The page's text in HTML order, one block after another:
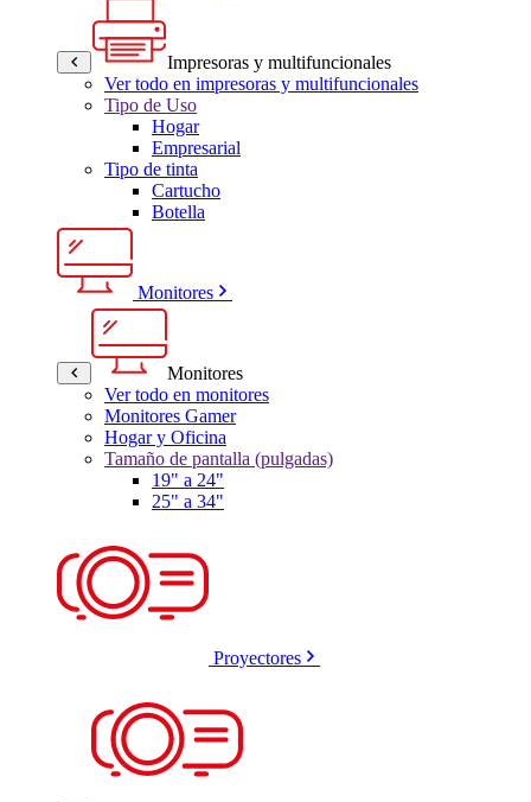
Impresoras y multifuncionales
Ver todo en impresoras y multifuncionales
Tipo de Uso
Hogar
Empresarial
Tipo de tinta
Cartucho
Botella
Monitores
Monitores
Ver todo en monitores
Monitores Gamer
Hogar y Oficina
Tamaño de pantalla (pulgadas)
19" a 24"
25" a 34"
Proyectores